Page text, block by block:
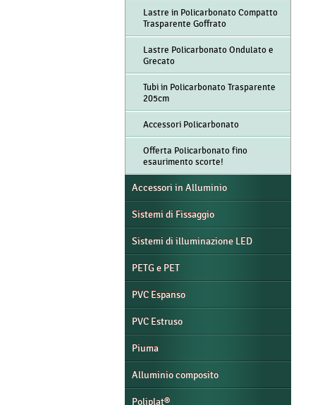
Lastre in Policarbonato Compatto
Trasparente Goffrato
Lastre Policarbonato Ondulato e
Grecato
Tubi in Policarbonato Trasparente
205cm
Accessori Policarbonato
Offerta Policarbonato fino
esaurimento scorte!
Accessori in Alluminio
Sistemi di Fissaggio
Sistemi di illuminazione LED
PETG e PET
PVC Espanso
PVC Estruso
Piuma
Alluminio composito
Poliplat®